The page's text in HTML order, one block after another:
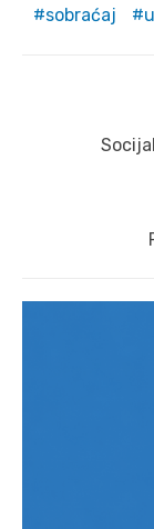
sobraćaj
navigation